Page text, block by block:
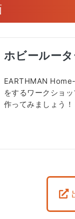
ホビールー
EARTHMAN
をするワークショ
作ってみましょう！